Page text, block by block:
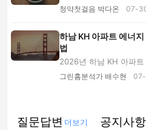
어, 자격 점검, 입지 확인
청약첫걸음 박다온 07-
하남 KH 아파트 에너
법
2026년 하남 KH 아파트
열회수 환기·에너지 모
그린홈분석가 배수현
질문답변 더보기 공지사항